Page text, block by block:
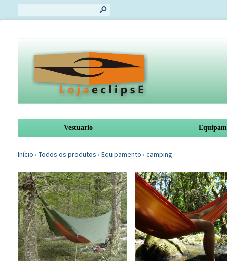
s
Vestuario
Início › Todos os produtos › Equipamento › camping